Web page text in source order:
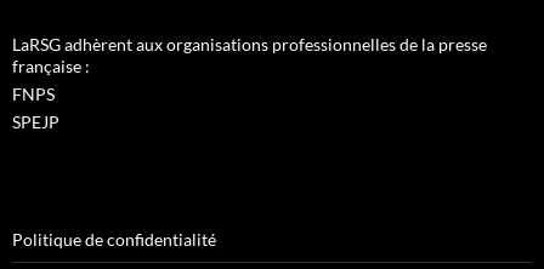
LaRSG adhèrent aux organisations professionnelles de la presse
française :
FNPS
SPEJP
Politique de confidentialité